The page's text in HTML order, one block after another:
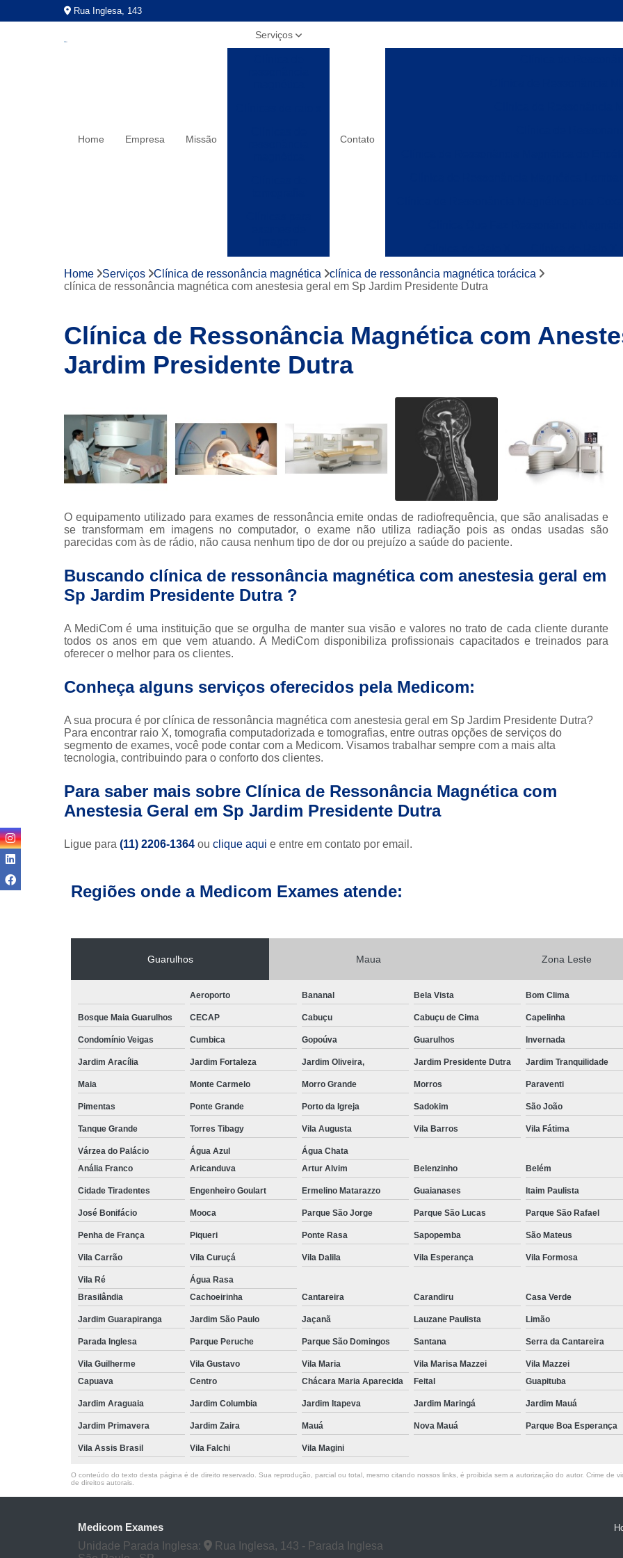
Rua Inglesa, 143
Home Empresa Missão
Serviços
populares
Exames de
Exames de
Exames de
tomografia
Exames de
tomografia
Ressonâncias
computadorizada
Tomografias
Contato
Laboratórios de Raio X
Clínica de
Clínica de
Clínica de Tomografia de Coluna
Clínica para Fazer Tomografia
Clínica para Fazer Tomografia do Abdome
Clínica para Tomografia de Coluna
Clínica de Exames por Imagem
Clínica para Exames
Clínica para Exames de
Clínicas para Exame de Tomografia da Face
Clínicas para Exame de
Clínicas para Exame de
Clínicas para Exames de
Exame Radiológico a Preço
Radiografia a Preço Popular
Ressonância Magnética a Preço Popular
Exame de Imagem de
Exame de Imagem de
Exame de Imagem de
Exame de Imagem de
Exame de Imagem
Exame de Imagem Tomografia do Crânio
Ressonância Magnética Abdominal e
Ressonância Magnética de Abdome Superior
Ressonância Magnética do Coração
Ressonância Magnética do Joelho Direito
Ressonância Magnética
Exame de Ressonância Magnética
Tomografia do Crânio com Contraste
Tomografia dos Ossos Temporais
Tomografia Renal
Exame de
Exame de Tomografia
Clínica para Procedimento de
Home Serviços Clínica de ressonância magnética
clínica de ressonância magnética torácica
clínica de ressonância magnética com anestesia geral em Sp Jardim Presidente Dutra
Clínica de Ressonância Magnética com
Jardim Presidente Dutra
O equipamento utilizado para exames de ressonância emite ondas de radiofrequência, que são analisadas e
se transformam em imagens no computador, o exame não utiliza radiação pois as ondas usadas são
parecidas com às de rádio, não causa nenhum tipo de dor ou prejuízo a saúde do paciente.
Buscando clínica de ressonância magnética com anestesia geral em
Sp Jardim Presidente Dutra ?
A MediCom é uma instituição que se orgulha de manter sua visão e valores no trato de cada cliente durante
todos os anos em que vem atuando. A MediCom disponibiliza profissionais capacitados e treinados para
oferecer o melhor para os clientes.
Conheça alguns serviços oferecidos pela Medicom:
A sua procura é por clínica de ressonância magnética com anestesia geral em Sp Jardim Presidente Dutra?
Para encontrar raio X, tomografia computadorizada e tomografias, entre outras opções de serviços do
segmento de exames, você pode contar com a Medicom. Visamos trabalhar sempre com a mais alta
tecnologia, contribuindo para o conforto dos clientes.
Para saber mais sobre Clínica de Ressonância Magnética com
Anestesia Geral em Sp Jardim Presidente Dutra
Ligue para (11) 2206-1364 ou clique aqui e entre em contato por email.
Regiões onde a Medicom Exames atende:
Guarulhos Maua Zona Leste
Aeroporto Bananal Bela Vista Bom Clima
Bosque Maia Guarulhos CECAP Cabuçu Cabuçu de Cima Capelinha
Condomínio Veigas Cumbica Gopoúva Guarulhos Invernada
Jardim Aracília Jardim Fortaleza Jardim Oliveira, Jardim Presidente Dutra Jardim Tranquilidade
Maia Monte Carmelo Morro Grande Morros Paraventi
Pimentas Ponte Grande Porto da Igreja Sadokim São João
Tanque Grande Torres Tibagy Vila Augusta Vila Barros Vila Fátima
Várzea do Palácio Água Azul
Água Chata
Anália Franco
Aricanduva Artur Alvim Belenzinho Belém
Cidade Tiradentes Engenheiro Goulart Ermelino Matarazzo Guaianases Itaim Paulista
José Bonifácio Mooca Parque São Jorge Parque São Lucas Parque São Rafael
Penha de França Piqueri Ponte Rasa Sapopemba São Mateus
Vila Carrão Vila Curuçá Vila Dalila Vila Esperança Vila Formosa
Vila Ré
Água Rasa
Brasilândia
Cachoeirinha Cantareira Carandiru Casa Verde
Jardim Guarapiranga Jardim São Paulo Jaçanã Lauzane Paulista Limão
Parada Inglesa Parque Peruche Parque São Domingos Santana Serra da Cantareira
Vila Guilherme Vila Gustavo Vila Maria Vila Marisa Mazzei Vila Mazzei
Capuava
Centro Chácara Maria Aparecida Feital Guapituba
Jardim Araguaia Jardim Columbia Jardim Itapeva Jardim Maringá Jardim Mauá
Jardim Primavera Jardim Zaira Mauá Nova Mauá Parque Boa Esperança
Vila Assis Brasil Vila Falchi Vila Magini
O conteúdo do texto desta página é de direito reservado. Sua reprodução, parcial ou total, mesmo citando nossos links, é proibida sem a autorização do autor. Crime de
de direitos autorais
Medicom Exames
Unidade Parada Inglesa:
Rua Inglesa, 143 - Parada Inglesa